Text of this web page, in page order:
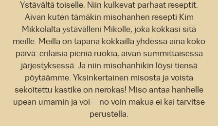
Ystävältä toiselle. Niin kulkevat parhaat reseptit.
Aivan kuten tämäkin misohanhen resepti Kim
Mikkolalta ystävälleni Mikolle, joka kokkasi sitä
meille. Meillä on tapana kokkailla yhdessä aina koko
päivä: erilaisia pieniä ruokia, aivan summittaisessa
järjestyksessä. Ja niin misohanhikin löysi tiensä
pöytäämme. Yksinkertainen misosta ja voista
sekoitettu kastike on nerokas! Miso antaa hanhelle
upean umamin ja voi – no voin makua ei kai tarvitse
perustella.